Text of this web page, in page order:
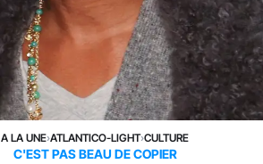
A LA UNE›ATLANTICO-LIGHT›CULTURE
C'EST PAS BEAU DE COPIER